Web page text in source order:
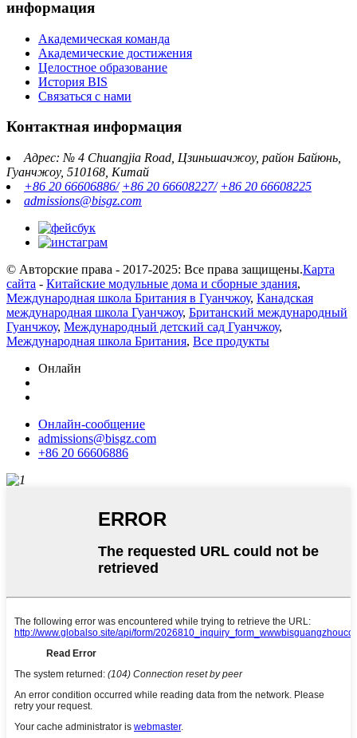
информация
Академическая команда
Академические достижения
Целостное образование
История BIS
Связаться с нами
Контактная информация
Адрес: № 4 Chuangjia Road, Цзиньшачжоу, район Байюнь,
Гуанчжоу, 510168, Китай
+86 20 66606886/ +86 20 66608227/ +86 20 66608225
admissions@bisgz.com
© Авторские права - 2017-2025: Все права защищены.Карта
сайта - Китайские модульные дома и сборные здания,
Международная школа Британия в Гуанчжоу, Канадская
международная школа Гуанчжоу, Британский международный
Гуанчжоу, Международный детский сад Гуанчжоу,
Международная школа Британия, Все продукты
Онлайн
Онлайн-сообщение
admissions@bisgz.com
+86 20 66606886